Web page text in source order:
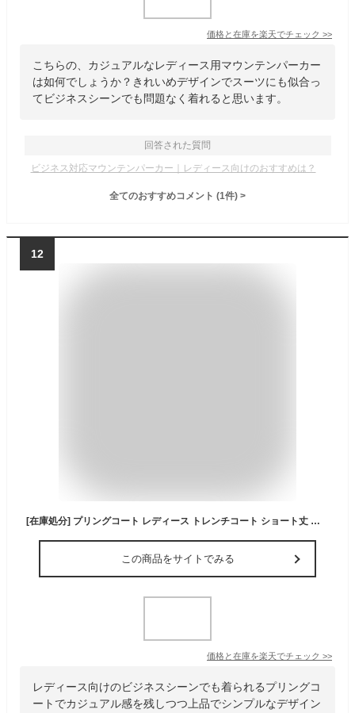
価格と在庫を楽天でチェック >>
こちらの、カジュアルなレディース用マウンテンパーカー
は如何でしょうか？きれいめデザインでスーツにも似合っ
てビジネスシーンでも問題なく着れると思います。
回答された質問
ビジネス対応マウンテンパーカー｜レディース向けのおすすめは？
全てのおすすめコメント (1件) >
12
[在庫処分] プリングコート レディース トレンチコート ショート丈 春コート 秋コート トレンチ 春 秋 ベーシック 大きいサイズ ママ リクルート 通勤 通学 花粉 アウター コート ビジネス カジュアル フォーマル かわいい きれい
この商品をサイトでみる
価格と在庫を楽天でチェック >>
レディース向けのビジネスシーンでも着られるプリングコ
ートでカジュアル感を残しつつ上品でシンプルなデザイン